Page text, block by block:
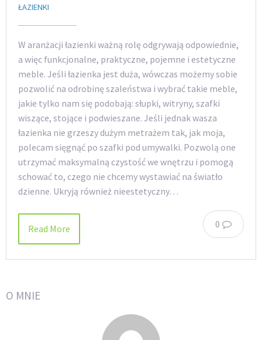
ŁAZIENKI
W aranżacji łazienki ważną rolę odgrywają odpowiednie,
a więc funkcjonalne, praktyczne, pojemne i estetyczne
meble. Jeśli łazienka jest duża, wówczas możemy sobie
pozwolić na odrobinę szaleństwa i wybrać takie meble,
jakie tylko nam się podobają: słupki, witryny, szafki
wiszące, stojące i podwieszane. Jeśli jednak wasza
łazienka nie grzeszy dużym metrażem tak, jak moja,
polecam sięgnąć po szafki pod umywalki. Pozwolą one
utrzymać maksymalną czystość we wnętrzu i pomogą
schować to, czego nie chcemy wystawiać na światło
dzienne. Ukryją również nieestetyczny…
0
Read More
O MNIE